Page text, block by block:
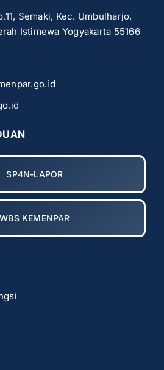
Semaki, Kec. Umbulharjo,
Istimewa Yogyakarta 55166
SP4N-LAPOR
WBS KEMENPAR